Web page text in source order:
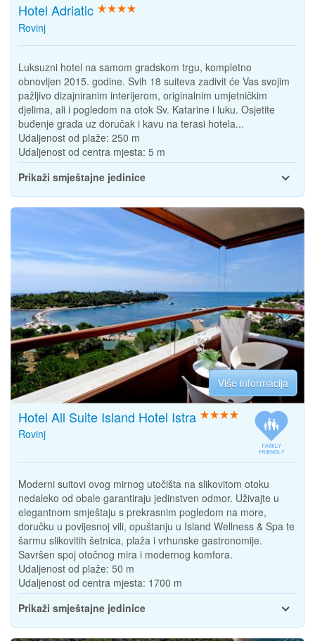
Hotel Adriatic
Rovinj
Luksuzni hotel na samom gradskom trgu, kompletno
obnovljen 2015. godine. Svih 18 suiteva zadivit će Vas svojim
pažljivo dizajniranim interijerom, originalnim umjetničkim
djelima, ali i pogledom na otok Sv. Katarine i luku. Osjetite
buđenje grada uz doručak i kavu na terasi hotela...
Udaljenost od plaže: 250 m
Udaljenost od centra mjesta: 5 m
Prikaži smještajne jedinice
Više informacija
Hotel All Suite Island Hotel Istra
Rovinj
Moderni suitovi ovog mirnog utočišta na slikovitom otoku
nedaleko od obale garantiraju jedinstven odmor. Uživajte u
elegantnom smještaju s prekrasnim pogledom na more,
doručku u povijesnoj vili, opuštanju u Island Wellness & Spa te
šarmu slikovitih šetnica, plaža i vrhunske gastronomije.
Savršen spoj otočnog mira i modernog komfora.
Udaljenost od plaže: 50 m
Udaljenost od centra mjesta: 1700 m
Prikaži smještajne jedinice